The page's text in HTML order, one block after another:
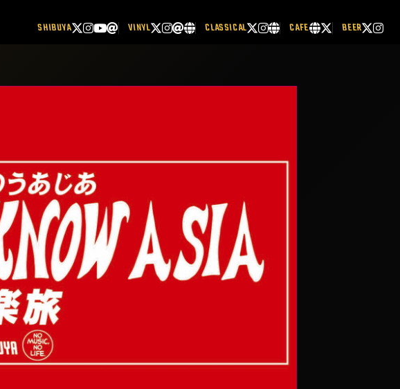
SHIBUYA VINYL CLASSICAL CAFE BEER